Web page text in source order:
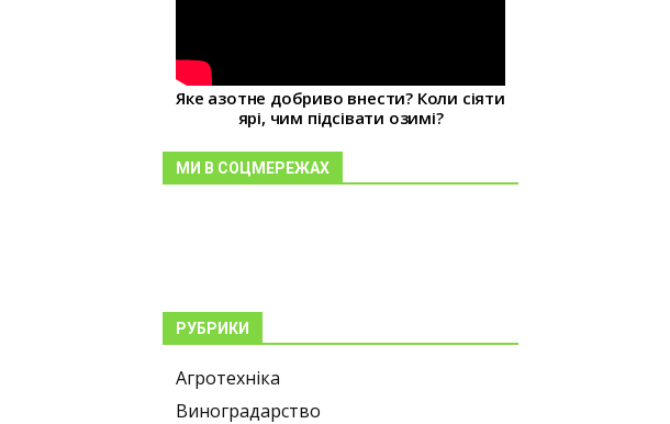
Яке азотне добриво внести? Коли сіяти
ярі, чим підсівати озимі?
МИ В СОЦМЕРЕЖАХ
РУБРИКИ
Агротехніка
Виноградарство